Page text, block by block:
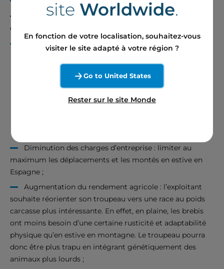
Pâture protégée par une clôture et des équipements
de télé-surveillance ;
Augmentation du bien-être animal :
Ombrage des panneaux permettant d’abriter les
animaux mais qui permet également une meilleure
pousse de la prairie par le maintien d’une humidité
ambiante supérieure et un risque de brûlure inférieur ;
Diminution des charges d’entreprise : limiter au
maximum les déplacements et les montés en estive en
Espagne ;
Augmentation du rendement agricole : l’exploitant
souhaite réorienter son troupeau vers une race au poids
carcasse plus intéressante. En effet, en plaine, les brebis
ont moins besoin d’une certaine rusticité et adaptabilité
physique qu’en estive en montagne. Le troupeau pourra
donc être plus trapu en intégrant génétiquement des
animaux plus lourds ;
site Worldwide.
En fonction de votre localisation, souhaitez-vous
visiter le site adapté à votre région ?
Go to United States
Rester sur le site Monde